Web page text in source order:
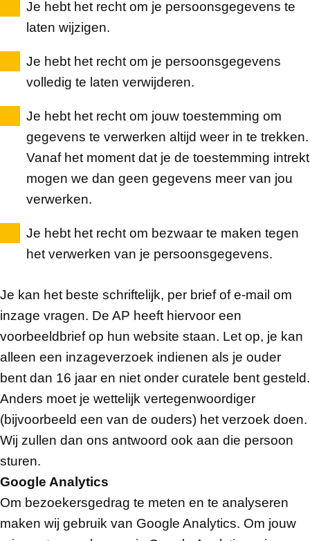
Je hebt het recht om je persoonsgegevens te
laten wijzigen.
Je hebt het recht om je persoonsgegevens
volledig te laten verwijderen.
Je hebt het recht om jouw toestemming om
gegevens te verwerken altijd weer in te trekken.
Vanaf het moment dat je de toestemming intrekt
mogen we dan geen gegevens meer van jou
verwerken.
Je hebt het recht om bezwaar te maken tegen
het verwerken van je persoonsgegevens.
Je kan het beste schriftelijk, per brief of e-mail om
inzage vragen. De AP heeft hiervoor een
voorbeeldbrief op hun website staan. Let op, je kan
alleen een inzageverzoek indienen als je ouder
bent dan 16 jaar en niet onder curatele bent gesteld.
Anders moet je wettelijk vertegenwoordiger
(bijvoorbeeld een van de ouders) het verzoek doen.
Wij zullen dan ons antwoord ook aan die persoon
sturen.
Google Analytics
Om bezoekersgedrag te meten en te analyseren
maken wij gebruik van Google Analytics. Om jouw